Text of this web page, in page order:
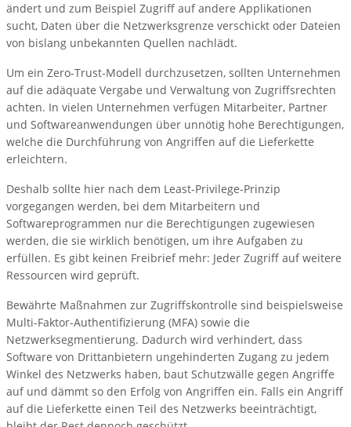
ändert und zum Beispiel Zugriff auf andere Applikationen
sucht, Daten über die Netzwerksgrenze verschickt oder Dateien
von bislang unbekannten Quellen nachlädt.
Um ein Zero-Trust-Modell durchzusetzen, sollten Unternehmen
auf die adäquate Vergabe und Verwaltung von Zugriffsrechten
achten. In vielen Unternehmen verfügen Mitarbeiter, Partner
und Softwareanwendungen über unnötig hohe Berechtigungen,
welche die Durchführung von Angriffen auf die Lieferkette
erleichtern.
Deshalb sollte hier nach dem Least-Privilege-Prinzip
vorgegangen werden, bei dem Mitarbeitern und
Softwareprogrammen nur die Berechtigungen zugewiesen
werden, die sie wirklich benötigen, um ihre Aufgaben zu
erfüllen. Es gibt keinen Freibrief mehr: Jeder Zugriff auf weitere
Ressourcen wird geprüft.
Bewährte Maßnahmen zur Zugriffskontrolle sind beispielsweise
Multi-Faktor-Authentifizierung (MFA) sowie die
Netzwerksegmentierung. Dadurch wird verhindert, dass
Software von Drittanbietern ungehinderten Zugang zu jedem
Winkel des Netzwerks haben, baut Schutzwälle gegen Angriffe
auf und dämmt so den Erfolg von Angriffen ein. Falls ein Angriff
auf die Lieferkette einen Teil des Netzwerks beeinträchtigt,